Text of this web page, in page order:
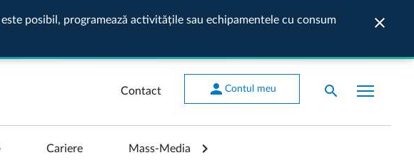
posibil, programează activitățile sau echipamentele cu consum
close
Contact person Contul meu search
Cariere Mass-Media